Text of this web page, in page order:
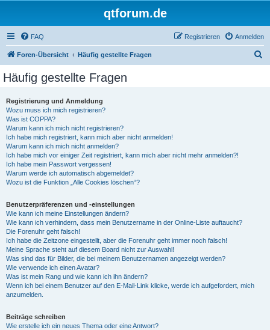
qtforum.de
FAQ Anmelden
Registrieren
Foren-Übersicht Häufig gestellte Fragen
Häufig gestellte Fragen
Registrierung und Anmeldung
Wozu muss ich mich registrieren?
Was ist COPPA?
Warum kann ich mich nicht registrieren?
Ich habe mich registriert, kann mich aber nicht anmelden!
Warum kann ich mich nicht anmelden?
Ich habe mich vor einiger Zeit registriert, kann mich aber nicht mehr anmelden?!
Ich habe mein Passwort vergessen!
Warum werde ich automatisch abgemeldet?
Wozu ist die Funktion „Alle Cookies löschen“?
Benutzerpräferenzen und -einstellungen
Wie kann ich meine Einstellungen ändern?
Wie kann ich verhindern, dass mein Benutzername in der Online-Liste auftaucht?
Die Forenuhr geht falsch!
Ich habe die Zeitzone eingestellt, aber die Forenuhr geht immer noch falsch!
Meine Sprache steht auf diesem Board nicht zur Auswahl!
Was sind das für Bilder, die bei meinem Benutzernamen angezeigt werden?
Wie verwende ich einen Avatar?
Was ist mein Rang und wie kann ich ihn ändern?
Wenn ich bei einem Benutzer auf den E-Mail-Link klicke, werde ich aufgefordert, mich
anzumelden.
Beiträge schreiben
Wie erstelle ich ein neues Thema oder eine Antwort?